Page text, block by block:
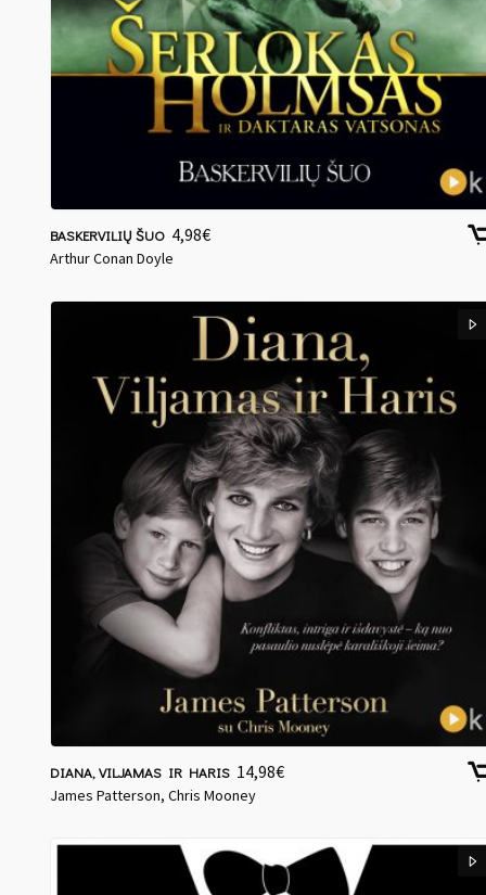
BASKERVILIŲ ŠUO 4,98€
Arthur Conan Doyle
DIANA, VILJAMAS IR HARIS 14,98€
James Patterson, Chris Mooney